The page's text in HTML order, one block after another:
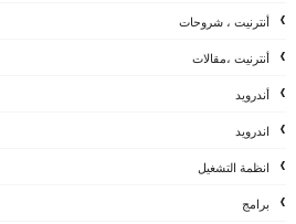
أنترنيت ، شروحات
أنترنيت ،مقالات
أندرويد
اندرويد
انظمة التشغيل
برامج